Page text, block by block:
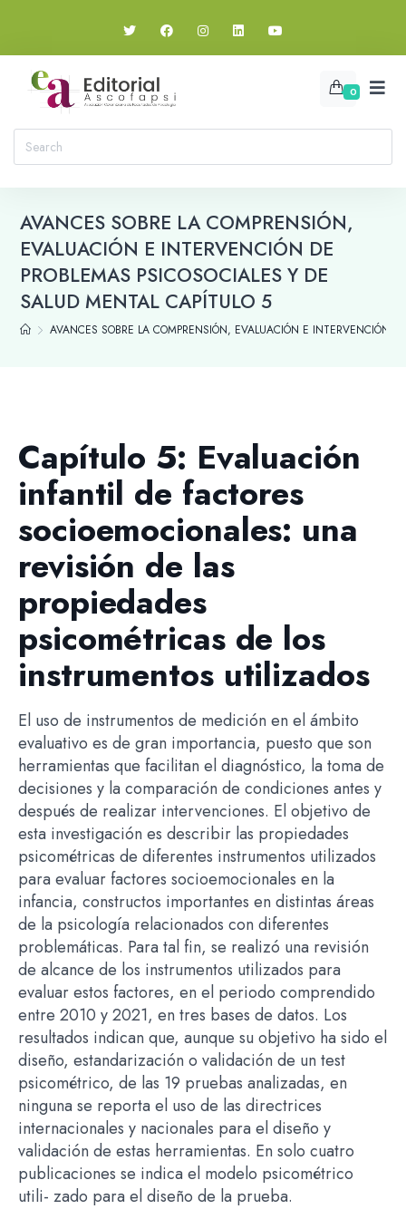
0
AVANCES SOBRE LA COMPRENSIÓN,
EVALUACIÓN E INTERVENCIÓN DE
PROBLEMAS PSICOSOCIALES Y DE
SALUD MENTAL CAPÍTULO 5
AVANCES SOBRE LA COMPRENSIÓN, EVALUACIÓN E INTERVENCIÓN
Capítulo 5: Evaluación
infantil de factores
socioemocionales: una
revisión de las
propiedades
psicométricas de los
instrumentos utilizados
El uso de instrumentos de medición en el ámbito
evaluativo es de gran importancia, puesto que son
herramientas que facilitan el diagnóstico, la toma de
decisiones y la comparación de condiciones antes y
después de realizar intervenciones. El objetivo de
esta investigación es describir las propiedades
psicométricas de diferentes instrumentos utilizados
para evaluar factores socioemocionales en la
infancia, constructos importantes en distintas áreas
de la psicología relacionados con diferentes
problemáticas. Para tal fin, se realizó una revisión
de alcance de los instrumentos utilizados para
evaluar estos factores, en el periodo comprendido
entre 2010 y 2021, en tres bases de datos. Los
resultados indican que, aunque su objetivo ha sido el
diseño, estandarización o validación de un test
psicométrico, de las 19 pruebas analizadas, en
ninguna se reporta el uso de las directrices
internacionales y nacionales para el diseño y
validación de estas herramientas. En solo cuatro
publicaciones se indica el modelo psicométrico
utili- zado para el diseño de la prueba.